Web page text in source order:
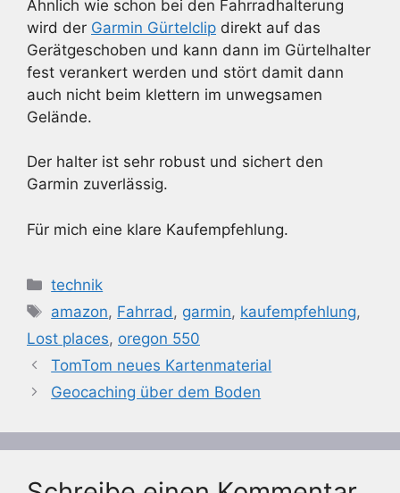
Ähnlich wie schon bei den Fahrradhalterung
wird der Garmin Gürtelclip direkt auf das
Gerätgeschoben und kann dann im Gürtelhalter
fest verankert werden und stört damit dann
auch nicht beim klettern im unwegsamen
Gelände.
Der halter ist sehr robust und sichert den
Garmin zuverlässig.
Für mich eine klare Kaufempfehlung.
Kategorien
technik
Schlagwörter
amazon, Fahrrad , garmin, kaufempfehlung,
Lost places, oregon 550
TomTom neues Kartenmaterial
Geocaching über dem Boden